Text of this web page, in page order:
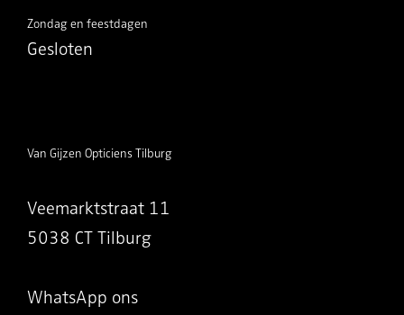
Zondag en feestdagen
Gesloten
Van Gijzen Opticiens Tilburg
Veemarktstraat 11
5038 CT Tilburg
WhatsApp ons